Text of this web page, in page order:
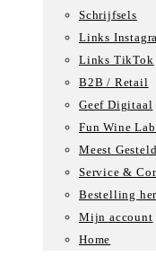
Schrijfsels
Links
Links TikTok
B2B / Retail
Geef Digitaal
Fun Wine
Meest
Service &
Bestelling
Mijn account
Home